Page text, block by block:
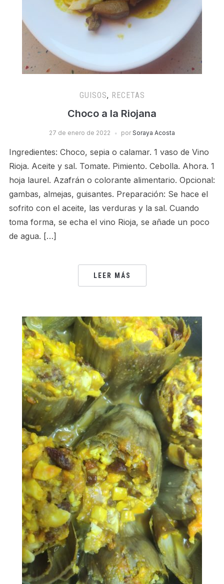
GUISOS, RECETAS
Choco a la Riojana
27 de enero de 2022 por Soraya Acosta
Ingredientes: Choco, sepia o calamar. 1 vaso de Vino
Rioja. Aceite y sal. Tomate. Pimiento. Cebolla. Ahora. 1
hoja laurel. Azafrán o colorante alimentario. Opcional:
gambas, almejas, guisantes. Preparación: Se hace el
sofrito con el aceite, las verduras y la sal. Cuando
toma forma, se echa el vino Rioja, se añade un poco
de agua. […]
LEER MÁS